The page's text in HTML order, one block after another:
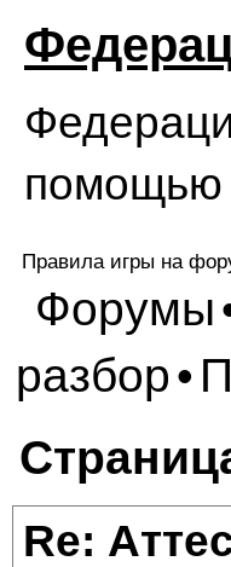
помощью
Правила игры на
Форумы
разбор•
Re: